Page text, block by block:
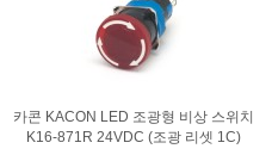
카콘 KACON LED 조광형 비상 스위치
K16-871R 24VDC (조광 리셋 1C)